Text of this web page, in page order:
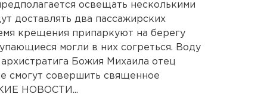
освещать несколькими
доставлять два пассажирских
крещения припаркуют на берегу
могли в них согреться. Воду
Божия Михаила отец
смогут совершить священное
НОВОСТИ...